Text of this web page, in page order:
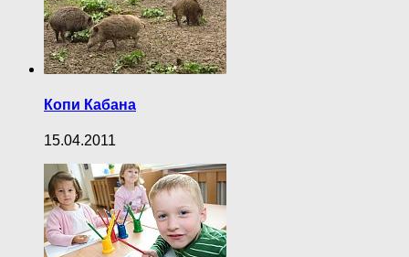
Копи Кабана
15.04.2011